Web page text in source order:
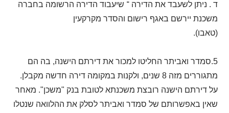
ד . ניתן לשעבד את הדירה ־ שיעבוד הדירה הרשומה בחברה
משכנת יירשם באגף רישום והסדר מקרקעין
(טאבו).
5.סמדר ואביתר החליטו למכור את דירתם הישנה, בה הם
מתגוררים מזה 8 שנים, ולקנות במקומה דירה חדשה מקבלן.
על דירתם הישנה רובצת משכנתא לטובת בנק "משכן". מאחר
שאין באפשרותם של סמדר ואביתר לסלק את ההלוואה שנטלו